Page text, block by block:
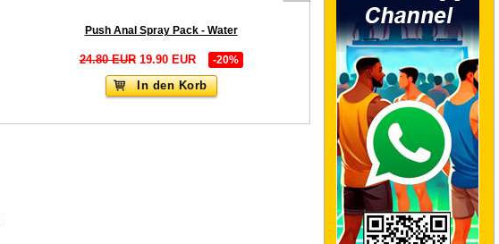
Push Anal Spray Pack - Water
24.80 EUR19.90 EUR -20%
In den Korb